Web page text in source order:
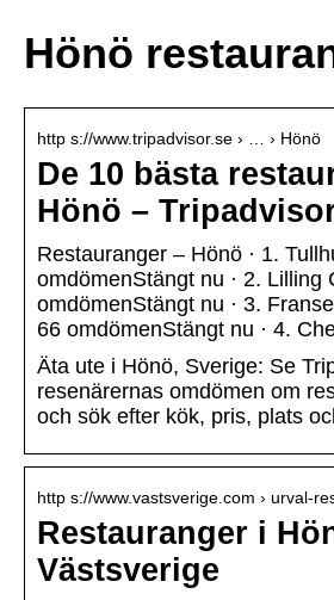
Hönö
http s://www.tripadvisor.se › … › Hönö
De 10 bästa
Hönö –
Restauranger – Hönö · 1.
omdömenStängt nu · 2. Lilling
omdömenStängt nu · 3.
66 omdömenStängt nu · 4.
Äta ute i Hönö, Sverige: Se
resenärernas omdömen om
och sök efter kök, pris, plats
http s://www.vastsverige.com › urval-
Restauranger i
Västsverige